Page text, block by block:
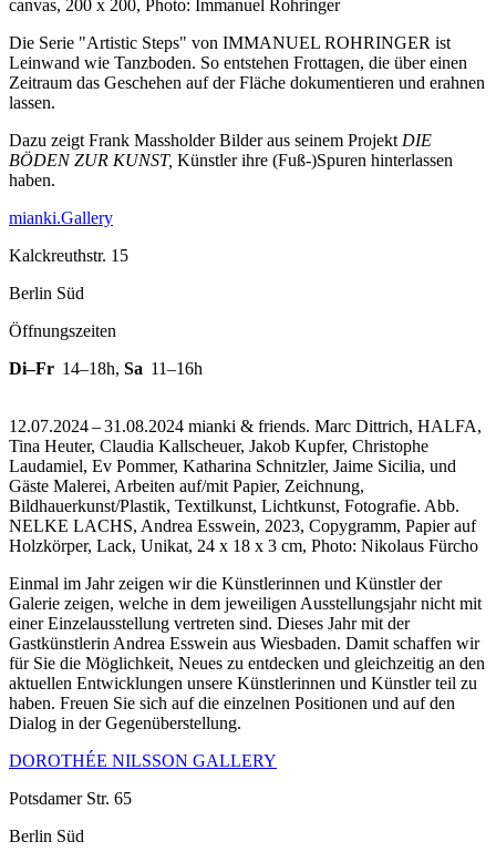
canvas, 200 x 200, Photo: Immanuel Rohringer
Die Serie "Artistic Steps" von IMMANUEL ROHRINGER ist
Leinwand wie Tanzboden. So entstehen Frottagen, die über einen
Zeitraum das Geschehen auf der Fläche dokumentieren und erahnen
lassen.
Dazu zeigt Frank Massholder Bilder aus seinem Projekt DIE
BÖDEN ZUR KUNST, Künstler ihre (Fuß-)Spuren hinterlassen
haben.
mianki.Gallery
Kalckreuthstr. 15
Berlin Süd
Öffnungszeiten
Di–Fr 14–18h, Sa 11–16h
12.07.2024 – 31.08.2024 mianki & friends. Marc Dittrich, HALFA,
Tina Heuter, Claudia Kallscheuer, Jakob Kupfer, Christophe
Laudamiel, Ev Pommer, Katharina Schnitzler, Jaime Sicilia, und
Gäste Malerei, Arbeiten auf/mit Papier, Zeichnung,
Bildhauerkunst/Plastik, Textilkunst, Lichtkunst, Fotografie. Abb.
NELKE LACHS, Andrea Esswein, 2023, Copygramm, Papier auf
Holzkörper, Lack, Unikat, 24 x 18 x 3 cm, Photo: Nikolaus Fürcho
Einmal im Jahr zeigen wir die Künstlerinnen und Künstler der
Galerie zeigen, welche in dem jeweiligen Ausstellungsjahr nicht mit
einer Einzelausstellung vertreten sind. Dieses Jahr mit der
Gastkünstlerin Andrea Esswein aus Wiesbaden. Damit schaffen wir
für Sie die Möglichkeit, Neues zu entdecken und gleichzeitig an den
aktuellen Entwicklungen unsere Künstlerinnen und Künstler teil zu
haben. Freuen Sie sich auf die einzelnen Positionen und auf den
Dialog in der Gegenüberstellung.
DOROTHÉE NILSSON GALLERY
Potsdamer Str. 65
Berlin Süd